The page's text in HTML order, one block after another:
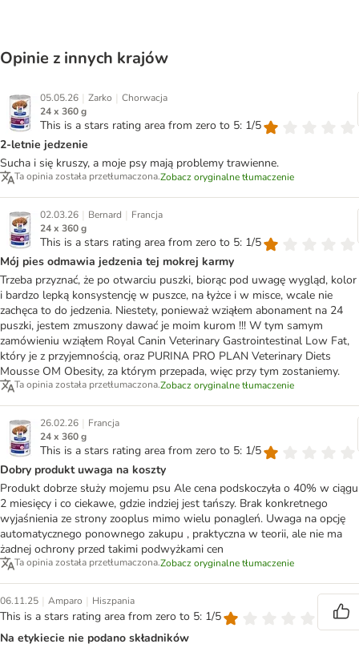
Opinie z innych krajów
05.05.26 | Zarko | Chorwacja
24 x 360 g
This is a stars rating area from zero to 5: 1/5
2-letnie jedzenie
Sucha i się kruszy, a moje psy mają problemy trawienne.
Ta opinia została przetłumaczona.Zobacz oryginalne tłumaczenie
02.03.26 | Bernard | Francja
24 x 360 g
This is a stars rating area from zero to 5: 1/5
Mój pies odmawia jedzenia tej mokrej karmy
Trzeba przyznać, że po otwarciu puszki, biorąc pod uwagę wygląd, kolor
i bardzo lepką konsystencję w puszce, na łyżce i w misce, wcale nie
zachęca to do jedzenia. Niestety, ponieważ wziąłem abonament na 24
puszki, jestem zmuszony dawać je moim kurom !!! W tym samym
zamówieniu wziąłem Royal Canin Veterinary Gastrointestinal Low Fat,
który je z przyjemnością, oraz PURINA PRO PLAN Veterinary Diets
Mousse OM Obesity, za którym przepada, więc przy tym zostaniemy.
Ta opinia została przetłumaczona.Zobacz oryginalne tłumaczenie
26.02.26 | Francja
24 x 360 g
This is a stars rating area from zero to 5: 1/5
Dobry produkt uwaga na koszty
Produkt dobrze służy mojemu psu Ale cena podskoczyła o 40% w ciągu
2 miesięcy i co ciekawe, gdzie indziej jest tańszy. Brak konkretnego
wyjaśnienia ze strony zooplus mimo wielu ponagleń. Uwaga na opcję
automatycznego ponownego zakupu , praktyczna w teorii, ale nie ma
żadnej ochrony przed takimi podwyżkami cen
Ta opinia została przetłumaczona.Zobacz oryginalne tłumaczenie
06.11.25 | Amparo | Hiszpania
This is a stars rating area from zero to 5: 1/5
Na etykiecie nie podano składników